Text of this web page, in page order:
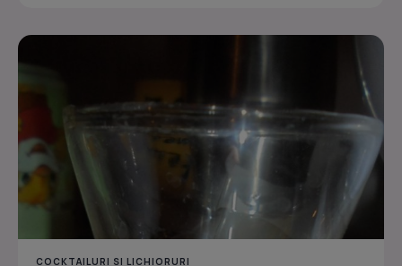
COCKTAILURI SI LICHIORURI